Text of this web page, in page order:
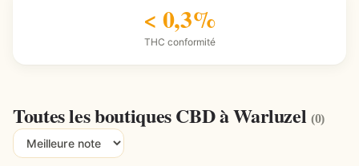
< 0,3%
THC conformité
Toutes les boutiques CBD à Warluzel(0)